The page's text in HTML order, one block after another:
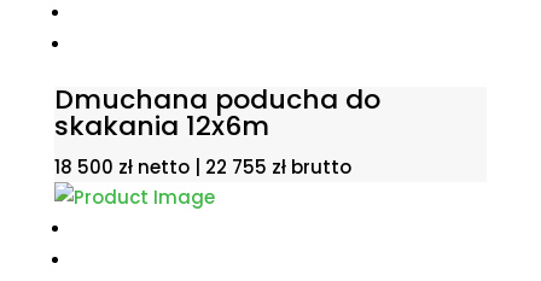
Dmuchana poducha do
skakania 12x6m
18 500 zł netto | 22 755 złbrutto